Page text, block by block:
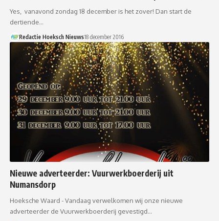
Yes, vanavond zondag 18 december is het zover! Dan start de
dertiende…
Redactie Hoeksch Nieuws18 december 2016
Nieuwe adverteerder: Vuurwerkboerderij uit
Numansdorp
Hoeksche Waard - Vandaag verwelkomen wij onze nieuwe
adverteerder de Vuurwerkboerderij gevestigd…